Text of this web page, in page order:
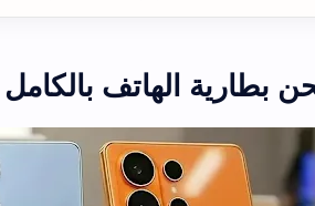
بطارية الهاتف